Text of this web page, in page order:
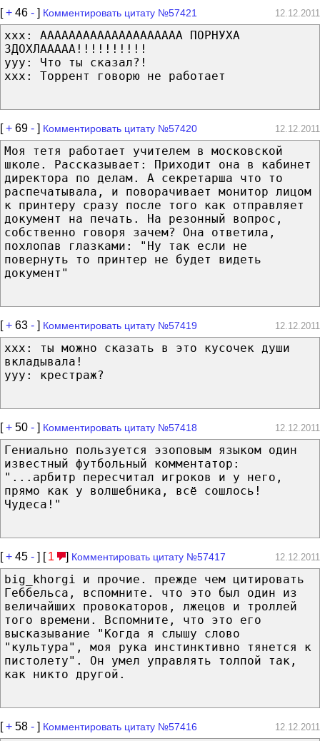
[+ 46 - ] Комментировать цитату №57421 12.12.2011
xxx: АААААААААААААААААААА ПОРНУХА
ЗДОХЛААААА!!!!!!!!!!
yyy: Что ты сказал?!
xxx: Торрент говорю не работает
[+ 69 - ] Комментировать цитату №57420 12.12.2011
Моя тетя работает учителем в московской
школе. Рассказывает: Приходит она в кабинет
директора по делам. А секретарша что то
распечатывала, и поворачивает монитор лицом
к принтеру сразу после того как отправляет
документ на печать. На резонный вопрос,
собственно говоря зачем? Она ответила,
похлопав глазками: "Ну так если не
повернуть то принтер не будет видеть
документ"
[+ 63 - ] Комментировать цитату №57419 12.12.2011
xxx: ты можно сказать в это кусочек души
вкладывала!
yyy: крестраж?
[+ 50 - ] Комментировать цитату №57418 12.12.2011
Гениально пользуется эзоповым языком один
известный футбольный комментатор:
"...арбитр пересчитал игроков и у него,
прямо как у волшебника, всё сошлось!
Чудеса!"
[+ 45 - ] [ 1 ] Комментировать цитату №57417 12.12.2011
big_khorgi и прочие. прежде чем цитировать
Геббельса, вспомните. что это был один из
величайших провокаторов, лжецов и троллей
того времени. Вспомните, что это его
высказывание "Когда я слышу слово
"культура", моя рука инстинктивно тянется к
пистолету". Он умел управлять толпой так,
как никто другой.
[+ 58 - ] Комментировать цитату №57416 12.12.2011